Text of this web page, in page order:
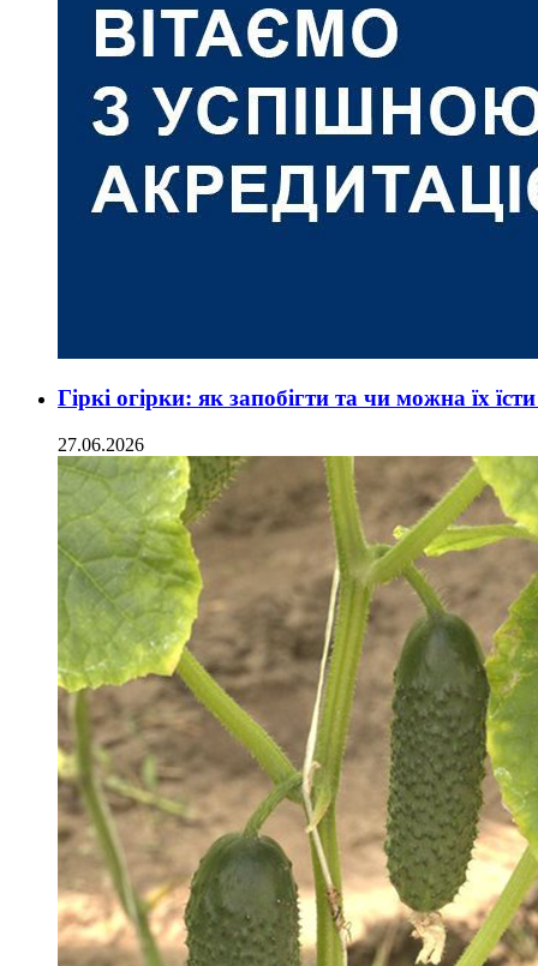
Гіркі огірки: як запобігти та чи можна їх
27.06.2026